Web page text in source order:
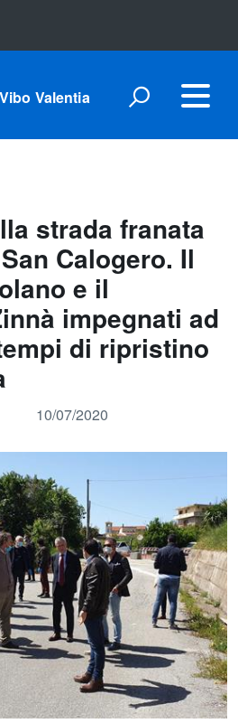
Valentia
strada franata
Calogero. Il
e il
impegnati ad
di ripristino
10/07/2020